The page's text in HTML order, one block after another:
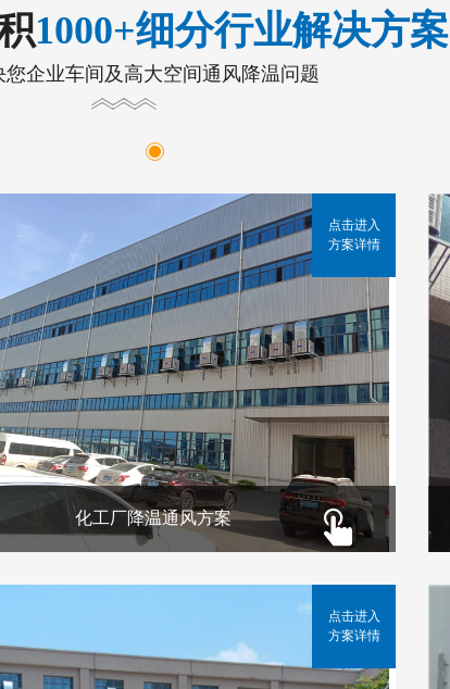
1000+细分行业解决方案
您企业车间及高大空间通风降温问题
化工厂降温通风方案
点击进入
方案详情
点击进入
方案详情